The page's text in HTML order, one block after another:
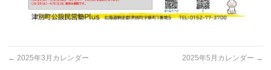
← 2025年3月カレンダー 2025年5月カレンダー →